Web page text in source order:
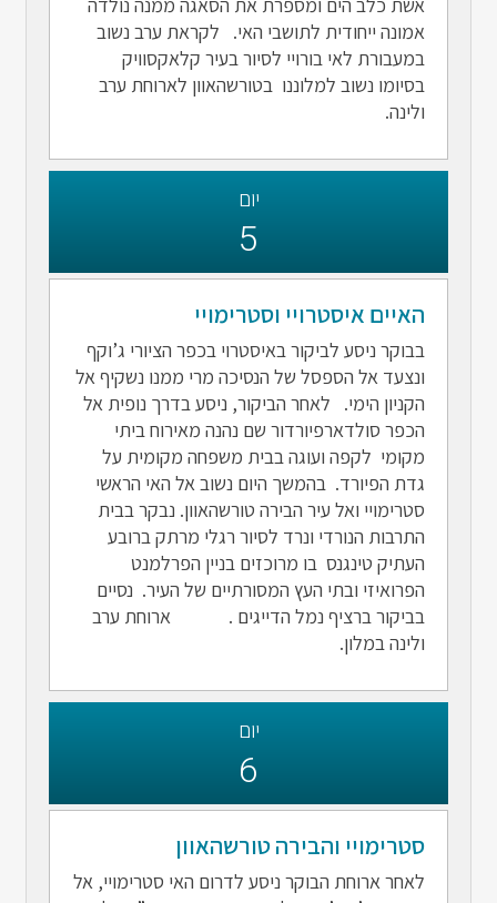
אמונה ייחודית לתושבי האי. לקראת ערב נשוב
במעבורת לאי בורויי לסיור בעיר קלאקסוויק
בסיומו נשוב למלוננו בטורשהאוון לארוחת ערב
ולינה.
יום
5
האיים איסטרויי וסטרימויי
בבוקר ניסע לביקור באיסטרוי בכפר הציורי ג’וקף
ונצעד אל הספסל של הנסיכה מרי ממנו נשקיף אל
הקניון הימי. לאחר הביקור, ניסע בדרך נופית אל
הכפר סולדארפיורדור שם נהנה מאירוח ביתי
מקומי לקפה ועוגה בבית משפחה מקומית על
גדת הפיורד. בהמשך היום נשוב אל האי הראשי
סטרימויי ואל עיר הבירה טורשהאוון. נבקר בבית
התרבות הנורדי ונרד לסיור רגלי מרתק ברובע
העתיק טינגנס בו מרוכזים בניין הפרלמנט
הפרואיזי ובתי העץ המסורתיים של העיר. נסיים
בביקור ברציף נמל הדייגים . ארוחת ערב
ולינה במלון.
יום
6
סטרימויי והבירה טורשהאוון
לאחר ארוחת הבוקר ניסע לדרום האי סטרימויי, אל